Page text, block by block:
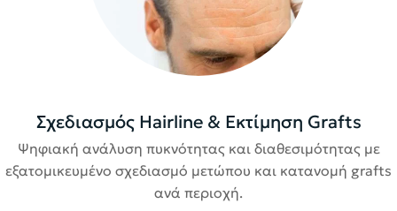
Σχεδιασμός Hairline & Εκτίμηση Grafts
Ψηφιακή ανάλυση πυκνότητας και διαθεσιμότητας με
εξατομικευμένο σχεδιασμό μετώπου και κατανομή grafts
ανά περιοχή.